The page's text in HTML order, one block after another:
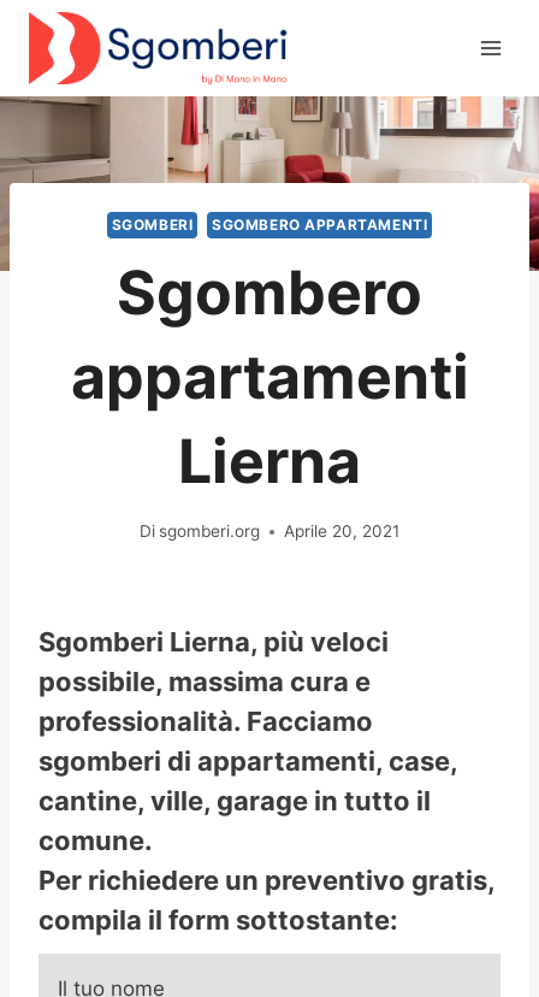
Salta
contenuto
SGOMBERI SGOMBERO APPARTAMENTI
Sgombero
appartamenti
Lierna
Di sgomberi.org Aprile 20, 2021
Sgomberi Lierna, più veloci
possibile, massima cura e
professionalità. Facciamo
sgomberi di appartamenti, case,
cantine, ville, garage in tutto il
comune.
Per richiedere un preventivo gratis,
compila il form sottostante:
Il tuo nome